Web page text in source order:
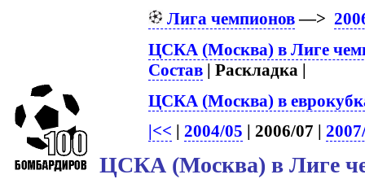
Лига чемпионов—>
ЦСКА (Москва) в Лиге
Состав | Раскладка |
ЦСКА (Москва) в
|<< | 2004/05 | 2006/07 |
ЦСКА (Москва) в Лиге